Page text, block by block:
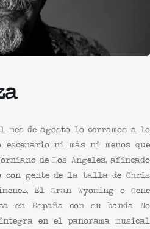
de agosto lo cerramos a lo
escenario ni más ni menos que
de Los Angeles, afincado
con gente de la talla de Chris
El Gran Wyoming o Gene
en España con su banda No
en el panorama musical